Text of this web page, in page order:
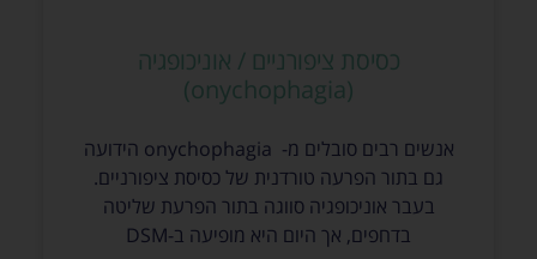
כסיסת ציפורניים / אוניכופגיה
(onychophagia)
אנשים רבים סובלים מ- onychophagia הידועה
גם בתור הפרעה טורדנית של כסיסת ציפורניים.
בעבר אוניכופגיה סווגה בתור הפרעת שליטה
בדחפים, אך היום היא מופיעה ב-DSM